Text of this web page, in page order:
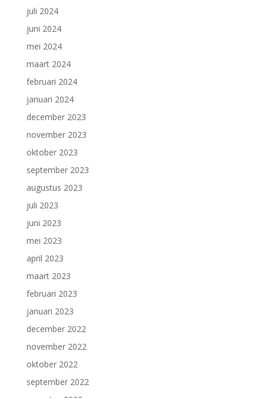
juli 2024
juni 2024
mei 2024
maart 2024
februari 2024
januari 2024
december 2023
november 2023
oktober 2023
september 2023
augustus 2023
juli 2023
juni 2023
mei 2023
april 2023
maart 2023
februari 2023
januari 2023
december 2022
november 2022
oktober 2022
september 2022